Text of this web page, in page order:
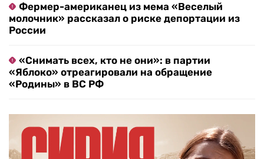
Фермер-американец из мема «Веселый
молочник» рассказал о риске депортации из
России
«Снимать всех, кто не они»: в партии
«Яблоко» отреагировали на обращение
«Родины» в ВС РФ